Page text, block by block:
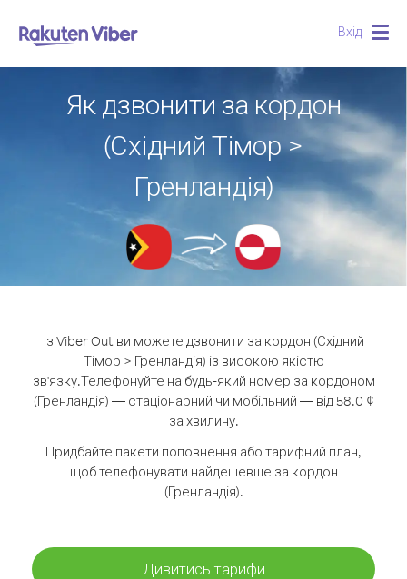
Вхід
Як дзвонити за кордон
(Східний Тімор >
Гренландія)
Із Viber Out ви можете дзвонити за кордон (Східний
Тімор > Гренландія) із високою якістю
зв'язку.Телефонуйте на будь-який номер за кордоном
(Гренландія) — стаціонарний чи мобільний — від 58.0 ¢
за хвилину.
Придбайте пакети поповнення або тарифний план,
щоб телефонувати найдешевше за кордон
(Гренландія).
Дивитись тарифи